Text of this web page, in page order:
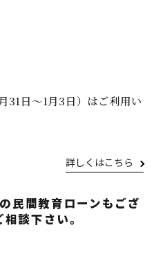
31日～1月3日）はご利用い
詳しくはこちら
民間教育ローンもござ
談下さい。